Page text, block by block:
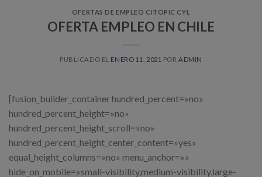
OFERTAS DE EMPLEO CITOPIC CYL
OFERTA EMPLEO EN CHILE
PUBLICADO EL ENERO 11, 2021 PORADMIN
[fusion_builder_container hundred_percent=»no»
hundred_percent_height=»no»
hundred_percent_height_scroll=»no»
hundred_percent_height_center_content=»yes»
equal_height_columns=»no» menu_anchor=»»
hide_on_mobile=»small-visibility,medium-visibility,large-